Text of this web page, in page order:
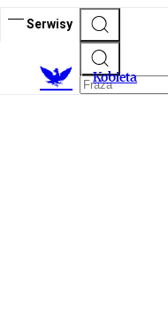
Serwisy
Kobieta